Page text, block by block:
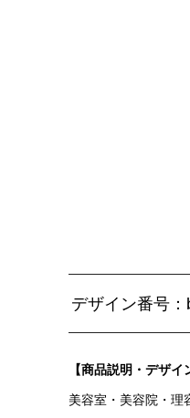
デザイン番号
【商品説明・デザイ
美容室・美容院・理